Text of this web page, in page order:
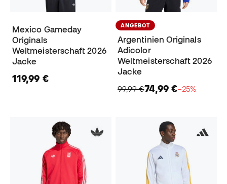
Mexico Gameday
Originals
Weltmeisterschaft 2026
Jacke
119,99 €
ANGEBOT
Argentinien Originals
Adicolor
Weltmeisterschaft 2026
Jacke
99,99 €74,99 €−25%